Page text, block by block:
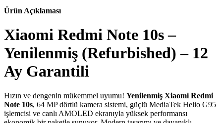
Ürün Açıklaması
Xiaomi Redmi Note 10s –
Yenilenmiş (Refurbished) – 12
Ay Garantili
Hızın ve dengenin mükemmel uyumu! Yenilenmiş Xiaomi Redmi
Note 10s, 64 MP dörtlü kamera sistemi, güçlü MediaTek Helio G95
işlemcisi ve canlı AMOLED ekranıyla yüksek performansı